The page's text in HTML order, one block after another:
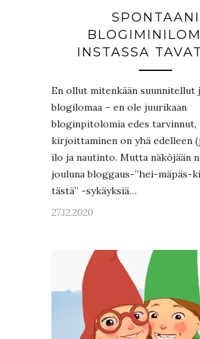
SPONTAANI
INSTASSA
En ollut mitenkään suunnitellut
blogilomaa – en ole juurikaan
bloginpitolomia edes tarvinnut,
kirjoittaminen on yhä edelleen
ilo ja nautinto. Mutta näköjään
jouluna bloggaus-”hei-mäpäs-
tästä” -sykäyksiä…
27.12.2020